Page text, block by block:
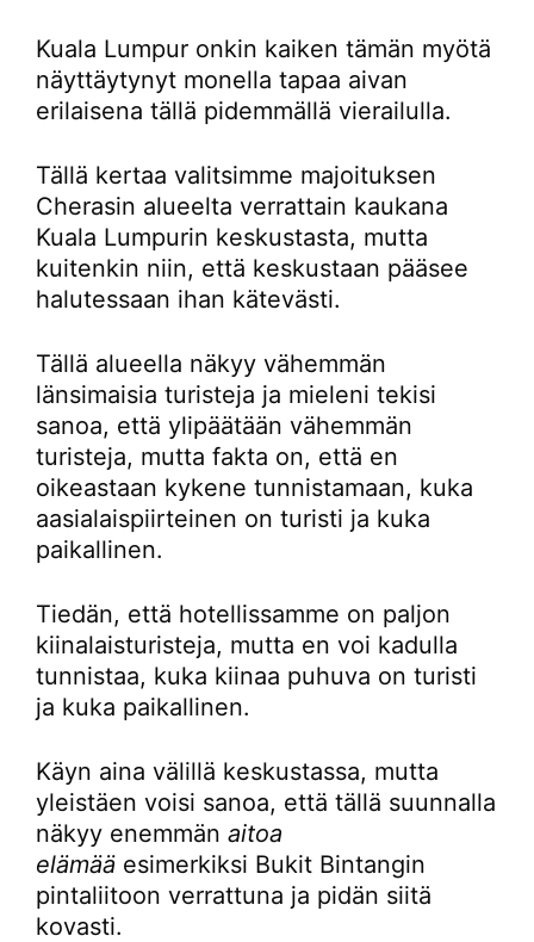
Kuala Lumpur onkin kaiken tämän myötä
näyttäytynyt monella tapaa aivan
erilaisena tällä pidemmällä vierailulla.
Tällä kertaa valitsimme majoituksen
Cherasin alueelta verrattain kaukana
Kuala Lumpurin keskustasta, mutta
kuitenkin niin, että keskustaan pääsee
halutessaan ihan kätevästi.
Tällä alueella näkyy vähemmän
länsimaisia turisteja ja mieleni tekisi
sanoa, että ylipäätään vähemmän
turisteja, mutta fakta on, että en
oikeastaan kykene tunnistamaan, kuka
aasialaispiirteinen on turisti ja kuka
paikallinen.
Tiedän, että hotellissamme on paljon
kiinalaisturisteja, mutta en voi kadulla
tunnistaa, kuka kiinaa puhuva on turisti
ja kuka paikallinen.
Käyn aina välillä keskustassa, mutta
yleistäen voisi sanoa, että tällä suunnalla
näkyy enemmän aitoa
elämää esimerkiksi Bukit Bintangin
pintaliitoon verrattuna ja pidän siitä
kovasti.